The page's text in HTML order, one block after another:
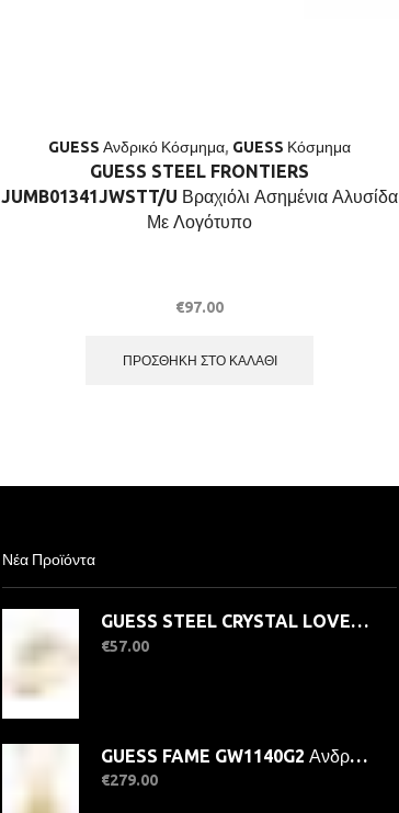
GUESS Ανδρικό Κόσμημα, GUESS Κόσμημα
GUESS STEEL FRONTIERS
JUMB01341JWSTT/U Βραχιόλι Ασημένια Αλυσίδα
Με Λογότυπο
€97.00
ΠΡΟΣΘΉΚΗ ΣΤΟ ΚΑΛΆΘΙ
Νέα Προϊόντα
GUESS STEEL CRYSTAL LOVE JUBR06363JWYG-No.56 Δαχτυλίδι Χρυσό Με Καρδιά
€57.00
GUESS FAME GW1140G2 Ανδρικό Ρολόι Quatrz Ακριβείας
€279.00